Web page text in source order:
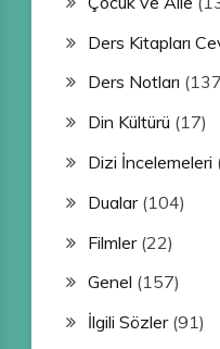
Ders Kitapları
Ders Notları
Din Kültürü (17)
Dizi İncelemeleri
Dualar(104)
Filmler(22)
Genel (157)
İlgili Sözler(91)